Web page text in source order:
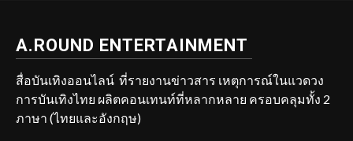
A.ROUND ENTERTAINMENT
สื่อบันเทิงออนไลน์ ที่รายงานข่าวสาร เหตุการณ์ในแวดวง
การบันเทิงไทย ผลิตคอนเทนท์ที่หลากหลาย ครอบคลุมทั้ง 2
ภาษา (ไทยและอังกฤษ)